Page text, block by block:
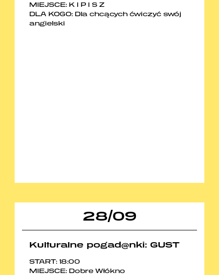
MIEJSCE: K I P I S Z
DLA KOGO: Dla chcących ćwiczyć swój
angielski
28/09
Kulturalne pogad@nki: GUST
START: 18:00
MIEJSCE: Dobre Włókno